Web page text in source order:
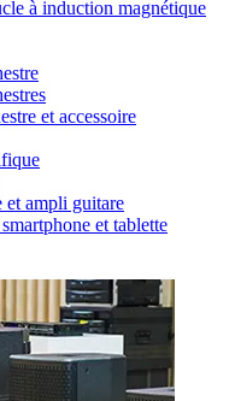
à induction magnétique
et accessoire
et ampli guitare
et tablette